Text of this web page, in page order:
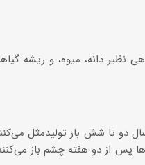
نظیر دانه، میوه، و ریشه
پس از دو هفته چشم باز